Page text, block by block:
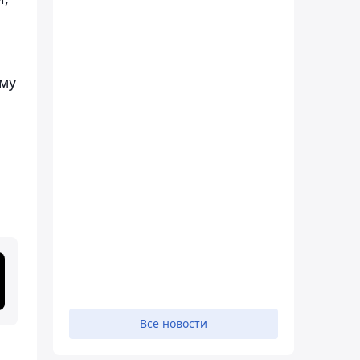
Все новости